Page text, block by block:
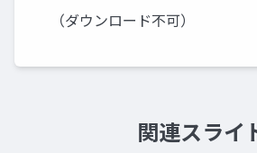
（ダウンロード不可）
関連スライ